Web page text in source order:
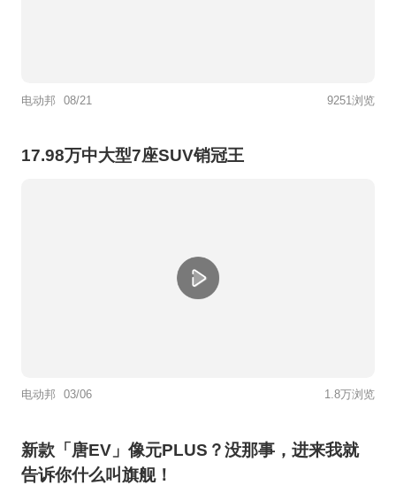
电动邦 08/21 9251浏览
17.98万中大型7座SUV销冠王
电动邦 03/06 1.8万浏览
新款「唐EV」像元PLUS？没那事，进来我就
告诉你什么叫旗舰！